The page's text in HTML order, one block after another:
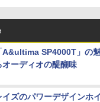
A&ultima SP4000T」の
オーディオの醍醐味
イズのパワーデザインホ